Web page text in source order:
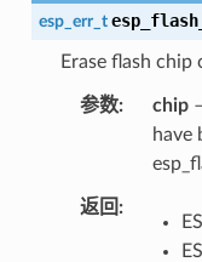
esp_err_t
Erase flash chip
参数 chip
have
返回